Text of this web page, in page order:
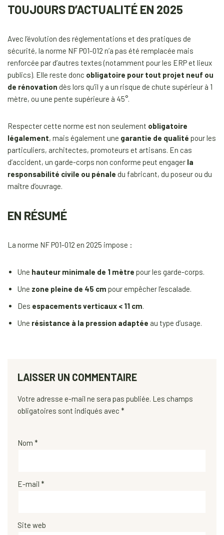
TOUJOURS D’ACTUALITÉ EN 2025
Avec l’évolution des réglementations et des pratiques de
sécurité, la norme NF P01-012 n’a pas été remplacée mais
renforcée par d’autres textes (notamment pour les ERP et lieux
publics). Elle reste donc obligatoire pour tout projet neuf ou
de rénovation dès lors qu’il y a un risque de chute supérieur à 1
mètre, ou une pente supérieure à 45°.
Respecter cette norme est non seulement obligatoire
légalement, mais également une garantie de qualité pour les
particuliers, architectes, promoteurs et artisans. En cas
d’accident, un garde-corps non conforme peut engager la
responsabilité civile ou pénale du fabricant, du poseur ou du
maître d’ouvrage.
EN RÉSUMÉ
La norme NF P01-012 en 2025 impose :
Une hauteur minimale de 1 mètre pour les garde-corps.
Une zone pleine de 45 cm pour empêcher l’escalade.
Des espacements verticaux < 11 cm.
Une résistance à la pression adaptée au type d’usage.
LAISSER UN COMMENTAIRE
Votre adresse e-mail ne sera pas publiée. Les champs
obligatoires sont indiqués avec *
Nom *
E-mail *
Site web